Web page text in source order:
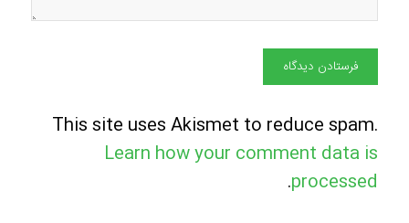
This site uses Akismet to reduce spam.
Learn how your comment data is
processed
.